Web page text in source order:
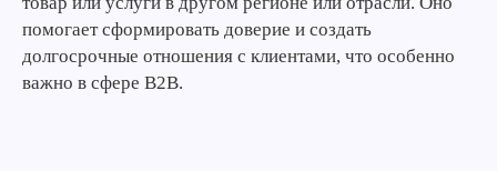
помогает сформировать доверие и создать
долгосрочные отношения с клиентами, что особенно
важно в сфере B2B.